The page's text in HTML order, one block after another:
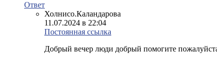
Ответ
Холнисо.Каландарова
11.07.2024 в 22:04
Постоянная ссылка
Добрый вечер люди добрый помогите